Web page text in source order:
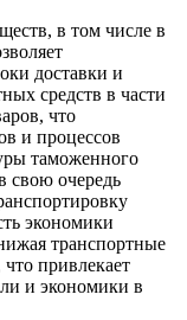
в том числе в
доставки и
средств в части
что
и процессов
таможенного
свою очередь
экономики
транспортные
привлекает
и экономики в